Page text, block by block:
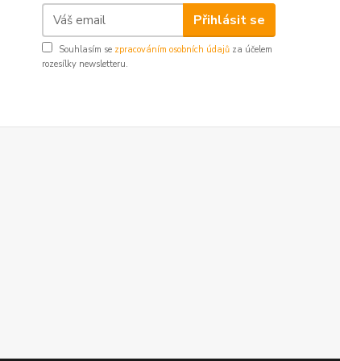
Přihlásit se
Souhlasím se zpracováním osobních údajů za účelem
rozesílky newsletteru.